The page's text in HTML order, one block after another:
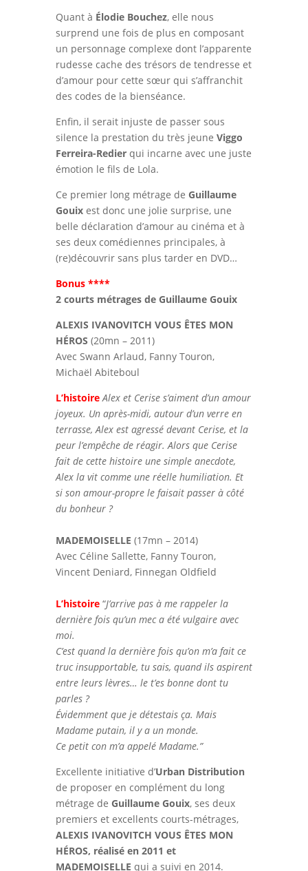
Quant à Élodie Bouchez, elle nous
surprend une fois de plus en composant
un personnage complexe dont l’apparente
rudesse cache des trésors de tendresse et
d’amour pour cette sœur qui s’affranchit
des codes de la bienséance.
Enfin, il serait injuste de passer sous
silence la prestation du très jeune Viggo
Ferreira-Redierqui incarne avec une juste
émotion le fils de Lola.
Ce premier long métrage de Guillaume
Gouixest donc une jolie surprise, une
belle déclaration d’amour au cinéma et à
ses deux comédiennes principales, à
(re)découvrir sans plus tarder en DVD…
Bonus ****
2 courts métrages de Guillaume Gouix
ALEXIS IVANOVITCH VOUS ÊTES MON
HÉROS (20mn – 2011)
Avec Swann Arlaud, Fanny Touron,
Michaël Abiteboul
L’histoireAlex et Cerise s’aiment d’un amour
joyeux. Un après-midi, autour d’un verre en
terrasse, Alex est agressé devant Cerise, et la
peur l’empêche de réagir. Alors que Cerise
fait de cette histoire une simple anecdote,
Alex la vit comme une réelle humiliation. Et
si son amour-propre le faisait passer à côté
du bonheur ?
MADEMOISELLE (17mn – 2014)
Avec Céline Sallette, Fanny Touron,
Vincent Deniard, Finnegan Oldfield
L’histoire“J’arrive pas à me rappeler la
dernière fois qu’un mec a été vulgaire avec
moi.
C’est quand la dernière fois qu’on m’a fait ce
truc insupportable, tu sais, quand ils aspirent
entre leurs lèvres… le t’es bonne dont tu
parles ?
Évidemment que je détestais ça. Mais
Madame putain, il y a un monde.
Ce petit con m’a appelé Madame.”
Excellente initiative d’Urban Distribution
de proposer en complément du long
métrage de Guillaume Gouix, ses deux
premiers et excellents courts-métrages,
ALEXIS IVANOVITCH VOUS ÊTES MON
HÉROS, réalisé en 2011 et
MADEMOISELLE qui a suivi en 2014.